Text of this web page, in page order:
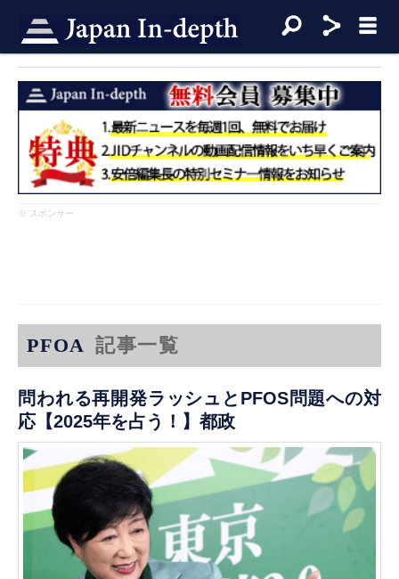
※ スポンサー
PFOA 記事一覧
問われる再開発ラッシュとPFOS問題への対
応【2025年を占う！】都政